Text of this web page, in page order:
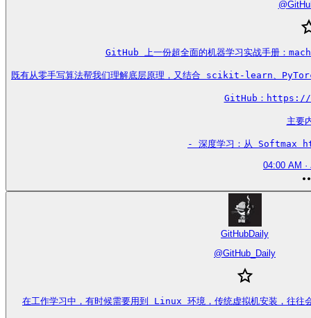
@
GitHub 上一份超全面的机器学习实战手册：
既有从零手写算法帮我们理解底层原理，又结合 scikit-learn、
GitHub：https://
主要
- 深度学习：从
04:00 AM
GitHubDaily
@GitHub_Daily
在工作学习中，有时候需要用到 Linux 环境，传统虚拟机安装，往往